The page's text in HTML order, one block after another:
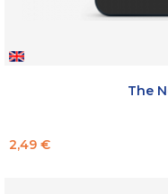
The
Prix
2,49 €